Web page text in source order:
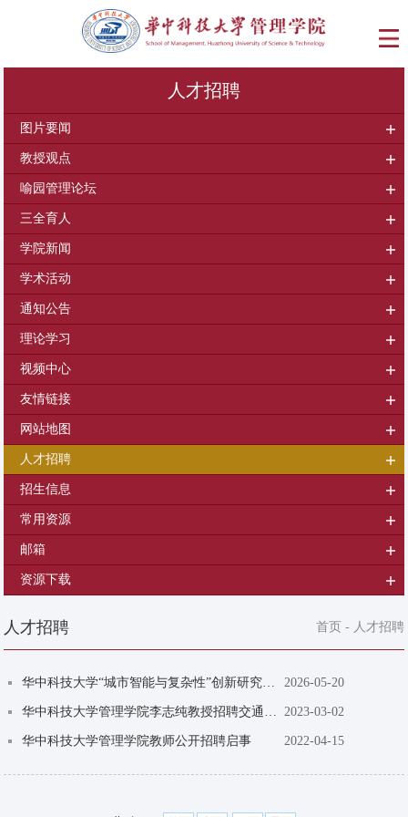
人才招聘
图片要闻
教授观点
喻园管理论坛
三全育人
学院新闻
学术活动
通知公告
理论学习
视频中心
友情链接
网站地图
人才招聘
招生信息
常用资源
邮箱
资源下载
人才招聘 首页 - 人才招聘
华中科技大学“城市智能与复杂性”创新研究团队招聘启事 2026-05-20
华中科技大学管理学院李志纯教授招聘交通运输管理与物流管理方向博士后 2023-03-02
华中科技大学管理学院教师公开招聘启事 2022-04-15